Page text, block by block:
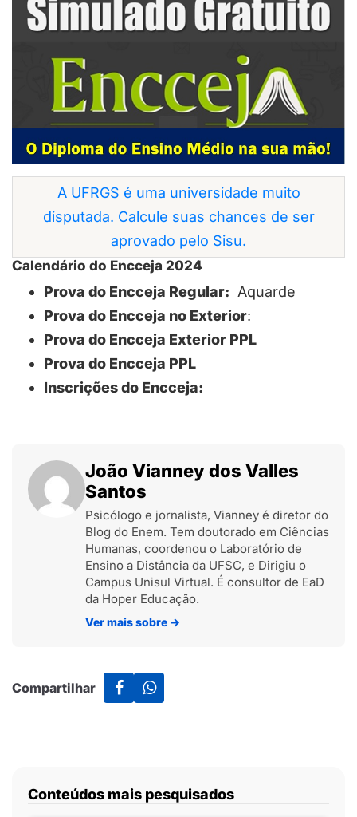
A UFRGS é uma universidade muito
disputada. Calcule suas chances de ser
aprovado pelo Sisu.
Calendário do Encceja 2024
Prova do Encceja Regular: Aquarde
Prova do Encceja no Exterior:
Prova do Encceja Exterior PPL
Prova do Encceja PPL
Inscrições do Encceja:
João Vianney dos Valles
Santos
Psicólogo e jornalista, Vianney é diretor do
Blog do Enem. Tem doutorado em Ciências
Humanas, coordenou o Laboratório de
Ensino a Distância da UFSC, e Dirigiu o
Campus Unisul Virtual. É consultor de EaD
da Hoper Educação.
Ver mais sobre →
Compartilhar
Conteúdos mais pesquisados